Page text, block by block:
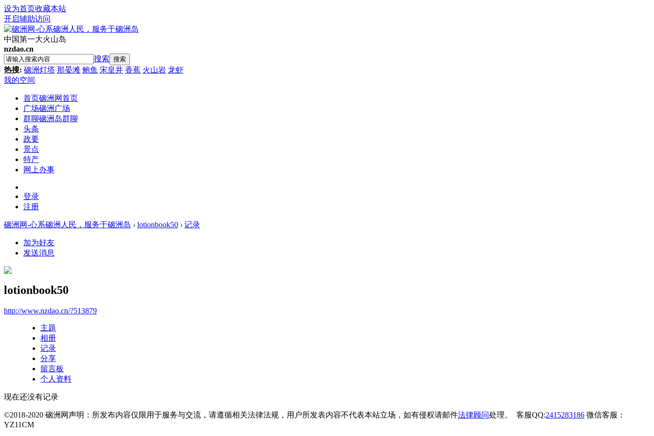
设为首页收藏本站
开启辅助访问
中国第一大火山岛
nzdao.cn
搜索 搜索
热搜: 硇洲灯塔 那晏滩 鲍鱼 宋皇井 香蕉 火山岩 龙虾
我的空间
首页硇洲网首页
广场硇洲广场
群聊硇洲岛群聊
头条
政要
景点
特产
网上办事
登录
注册
硇洲网-心系硇洲人民，服务于硇洲岛 › lotionbook50 › 记录
加为好友
发送消息
lotionbook50
http://www.nzdao.cn/?513879
主题
相册
记录
分享
留言板
个人资料
现在还没有记录
©2018-2020 硇洲网声明：所发布内容仅限用于服务与交流，请遵循相关法律法规，用户所发表内容不代表本站立场，如有侵权请邮件法律顾问处理。 客服QQ:2415283186 微信客服：
YZ11CM